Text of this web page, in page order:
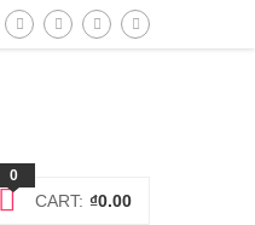
0
CART: ₫0.00